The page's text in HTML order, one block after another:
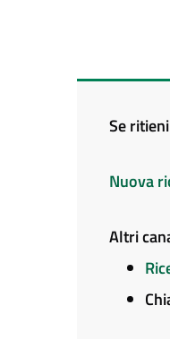
Se
Nuova
Altri